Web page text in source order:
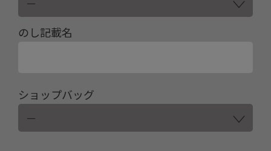
のし記載名
ショップバッグ